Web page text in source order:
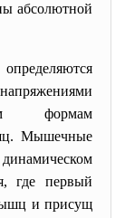
абсолютной
формам
Мышечные
где первый
и присущ